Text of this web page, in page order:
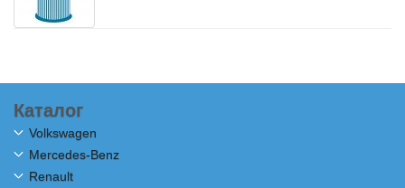
Каталог
Volkswagen
Mercedes-Benz
Renault